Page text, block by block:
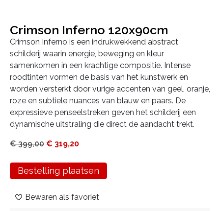
Crimson Inferno 120x90cm
Crimson Inferno is een indrukwekkend abstract
schilderij waarin energie, beweging en kleur
samenkomen in een krachtige compositie. Intense
roodtinten vormen de basis van het kunstwerk en
worden versterkt door vurige accenten van geel, oranje,
roze en subtiele nuances van blauw en paars. De
expressieve penseelstreken geven het schilderij een
dynamische uitstraling die direct de aandacht trekt.
€399,00 € 319,20
Bestelling plaatsen
Bewaren als favoriet